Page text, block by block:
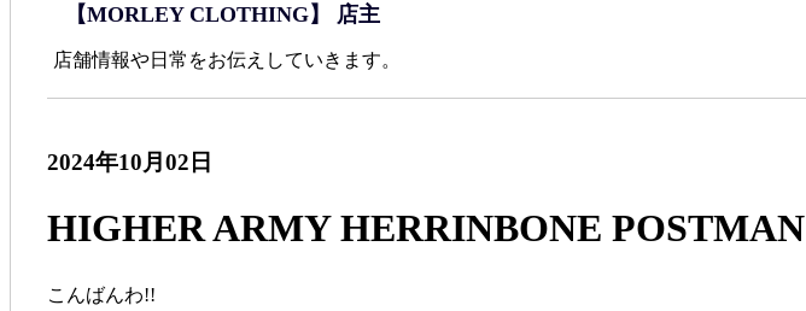
【MORLEY CLOTHING】 店主
店舗情報や日常をお伝えしていきます。
2024年10月02日
HIGHER ARMY HERRINBONE POSTMAN
こんばんわ!!